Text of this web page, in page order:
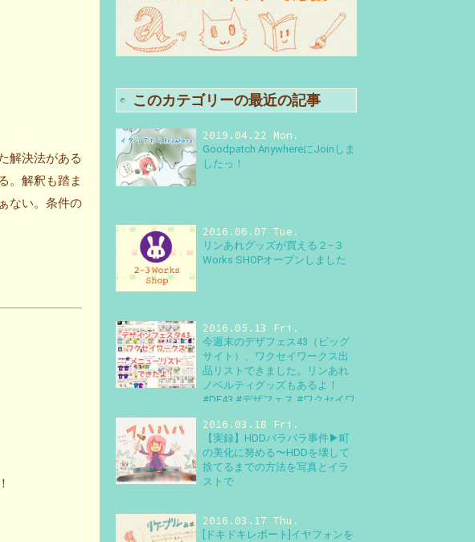
解決法がある
。解釈も踏ま
ない。条件の
このカテゴリーの最近の記事
2019.04.22 Mon.
Goodpatch AnywhereにJoinしま
したっ！
2016.06.07 Tue.
リンあれグッズが買える２−３
Works SHOPオープンしました
2016.05.13 Fri.
今週末のデザフェス43（ビッグ
サイト）、ワクセイワークス出
品リストできました。リンあれ
ノベルティグッズもあるよ！
#DF43 #デザフェス #ワクセイワ
2016.03.18 Fri.
【実録】HDDバラバラ事件▶町
の美化に努める〜HDDを壊して
捨てるまでの方法を写真とイラ
ストで
2016.03.17 Thu.
[ドキドキレポート]イヤフォンを